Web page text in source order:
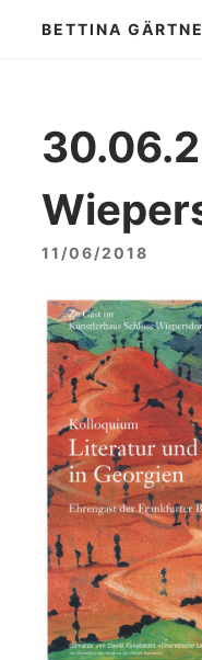
InhaltBETTINA
11/06/2018